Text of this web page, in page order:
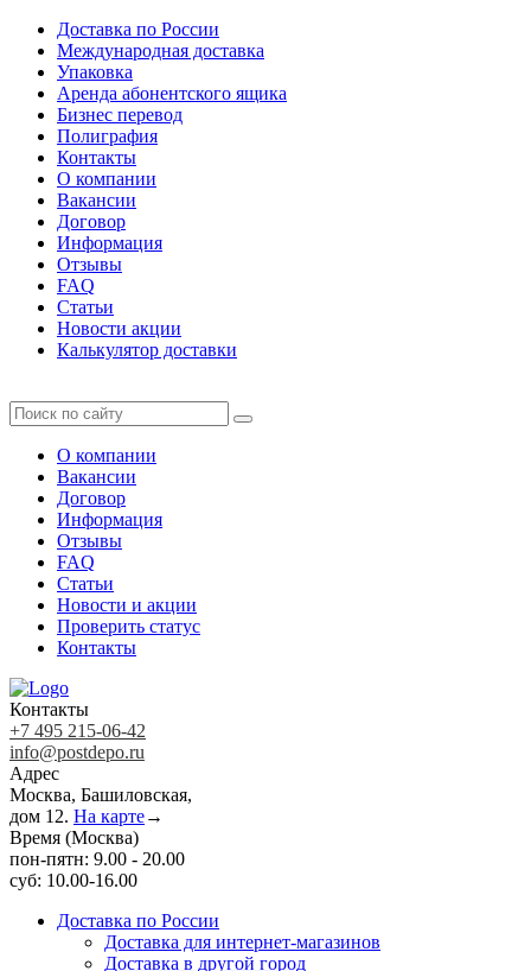
Доставка по России
Международная доставка
Упаковка
Аренда абонентского ящика
Бизнес перевод
Полиграфия
Контакты
О компании
Вакансии
Договор
Информация
Отзывы
FAQ
Статьи
Новости акции
Калькулятор доставки
О компании
Вакансии
Договор
Информация
Отзывы
FAQ
Статьи
Новости и акции
Проверить статус
Контакты
Контакты
+7 495 215-06-42
info@postdepo.ru
Адрес
Москва, Башиловская,
дом 12. На карте→
Время (Москва)
пон-пятн: 9.00 - 20.00
суб: 10.00-16.00
Доставка по России
Доставка для интернет-магазинов
Доставка в другой город